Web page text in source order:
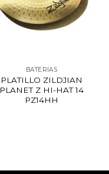
BATERÍAS
PLATILLO ZILDJIAN
PLANET Z HI-HAT 14
PZ14HH